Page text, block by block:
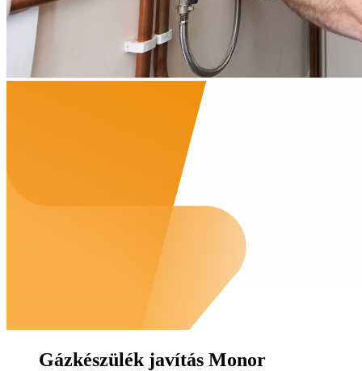
Gázkészülék javítás Monor